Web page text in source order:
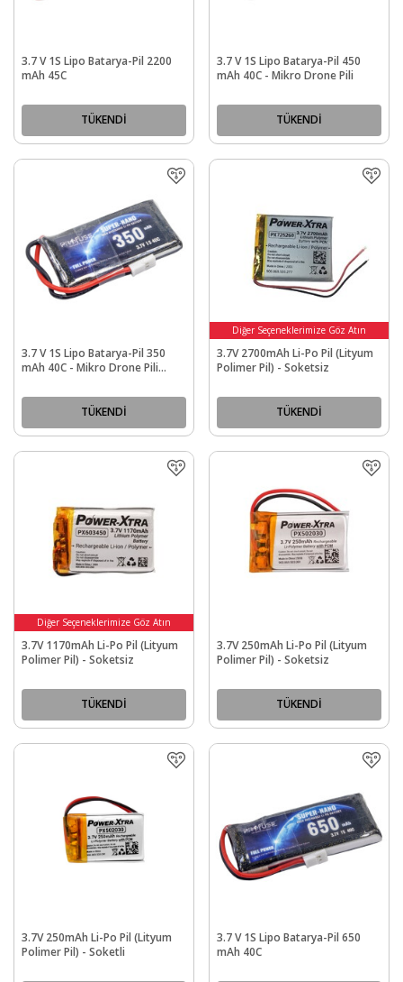
3.7 V 1S Lipo Batarya-Pil 2200
mAh 45C
TÜKENDİ
3.7 V 1S Lipo Batarya-Pil 450
mAh 40C - Mikro Drone Pili
TÜKENDİ
3.7 V 1S Lipo Batarya-Pil 350
mAh 40C - Mikro Drone Pili
TÜKENDİ
Diğer Seçeneklerimize Göz Atın
3.7V 2700mAh Li-Po Pil (Lityum
Polimer Pil) - Soketsiz
TÜKENDİ
Diğer Seçeneklerimize Göz Atın
3.7V 1170mAh Li-Po Pil (Lityum
Polimer Pil) - Soketsiz
TÜKENDİ
3.7V 250mAh Li-Po Pil (Lityum
Polimer Pil) - Soketsiz
TÜKENDİ
3.7V 250mAh Li-Po Pil (Lityum
Polimer Pil) - Soketli
3.7 V 1S Lipo Batarya-Pil 650
mAh 40C